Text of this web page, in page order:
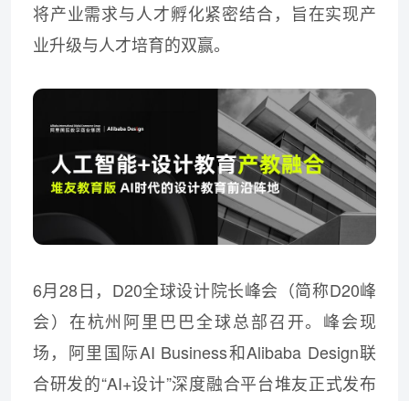
将产业需求与人才孵化紧密结合，旨在实现产
业升级与人才培育的双赢。
6月28日，D20全球设计院长峰会（简称D20峰
会）在杭州阿里巴巴全球总部召开。峰会现
场，阿里国际AI Business和Alibaba Design联
合研发的“AI+设计”深度融合平台堆友正式发布